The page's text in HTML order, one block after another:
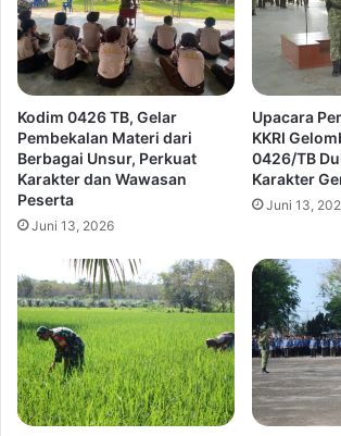
Kodim 0426 TB, Gelar
Pembekalan Materi dari
Berbagai Unsur, Perkuat
Karakter dan Wawasan
Peserta
Juni 13, 2026
Upacara
KKRI
0426/TB
Karakter
Juni 13,